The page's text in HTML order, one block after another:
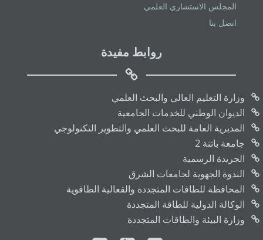
المجلس الاستشاري العلمي
اتصل بنا
روابط مفيدة
وزارة التعليم العالي والبحث العلمي
الديوان الوطني للخدمات الجامعية
المديرية العامة للبحث العلمي والتطوير التكنولوجي
جامعة باتنة 2
الجريدة الرسمية
الندوة الجهوية لجامعات الشرق
المحافظة للطاقات المتجددة والفعالية الطاقوية
الوكالة الدولية للطاقة المتجددة
وزارة البيئة والطاقات المتجددة